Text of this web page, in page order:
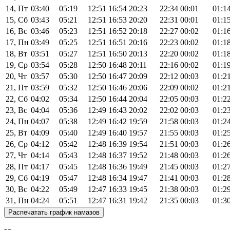
14, Пт 03:40 05:19 12:51 16:54 20:23 22:34 00:01
15, Сб 03:43 05:21 12:51 16:53 20:20 22:31 00:01
16, Вс 03:46 05:23 12:51 16:52 20:18 22:27 00:02
17, Пн 03:49 05:25 12:51 16:51 20:16 22:23 00:02
18, Вт 03:51 05:27 12:51 16:50 20:13 22:20 00:02
19, Ср 03:54 05:28 12:50 16:48 20:11 22:16 00:02
20, Чт 03:57 05:30 12:50 16:47 20:09 22:12 00:03
01:21
21, Пт 03:59 05:32 12:50 16:46 20:06 22:09 00:02
01:21
22, Сб 04:02 05:34 12:50 16:44 20:04 22:05 00:03
23, Вс 04:04 05:36 12:49 16:43 20:02 22:02 00:03
24, Пн 04:07 05:38 12:49 16:42 19:59 21:58 00:03
25, Вт 04:09 05:40 12:49 16:40 19:57 21:55 00:03
26, Ср 04:12 05:42 12:48 16:39 19:54 21:51 00:03
27, Чт 04:14 05:43 12:48 16:37 19:52 21:48 00:03
28, Пт 04:17 05:45 12:48 16:36 19:49 21:45 00:03
29, Сб 04:19 05:47 12:48 16:34 19:47 21:41 00:03
30, Вс 04:22 05:49 12:47 16:33 19:45 21:38 00:03
31, Пн 04:24 05:51 12:47 16:31 19:42 21:35 00:03
Распечатать график намазов